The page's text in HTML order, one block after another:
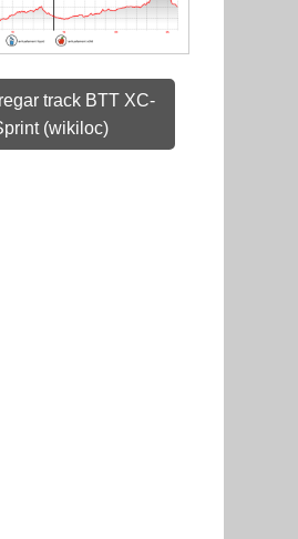
track BTT XC-
(wikiloc)